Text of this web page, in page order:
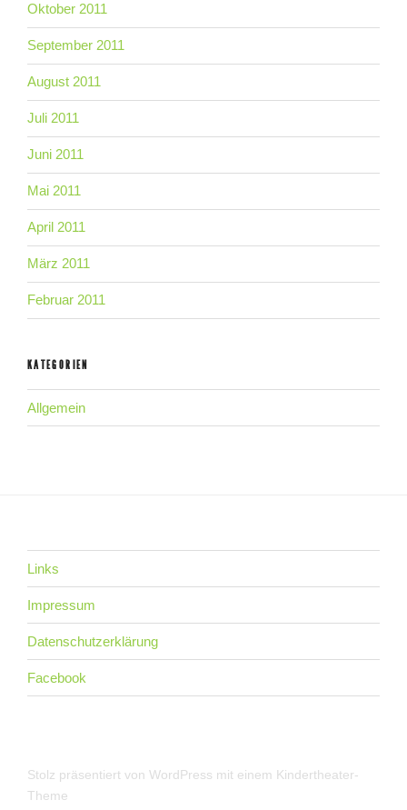
Oktober 2011
September 2011
August 2011
Juli 2011
Juni 2011
Mai 2011
April 2011
März 2011
Februar 2011
KATEGORIEN
Allgemein
Links
Impressum
Datenschutzerklärung
Facebook
Stolz präsentiert von WordPress mit einem Kindertheater-
Theme